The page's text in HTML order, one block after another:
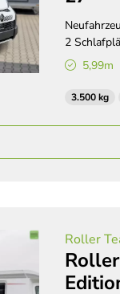
2
5,99m
3.500 kg
Roller